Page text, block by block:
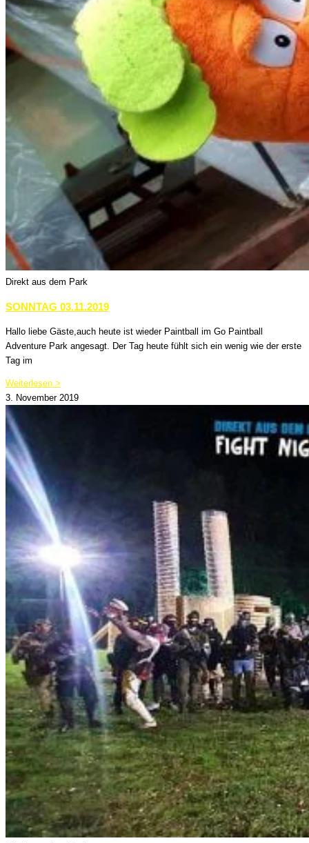
Direkt aus dem Park
SONNTAG 03.11.2019
Hallo liebe Gäste,auch heute ist wieder Paintball im Go Paintball
Adventure Park angesagt. Der Tag heute fühlt sich ein wenig wie der erste
Tag im
Weiterlesen >
3. November 2019